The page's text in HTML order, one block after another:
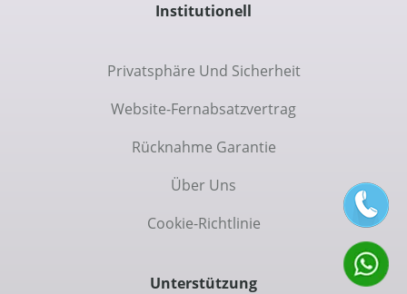
Institutionell
Privatsphäre Und Sicherheit
Website-Fernabsatzvertrag
Rücknahme Garantie
Über Uns
Cookie-Richtlinie
Unterstützung